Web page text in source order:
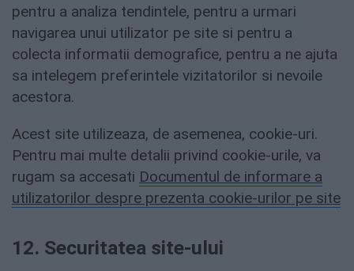
pentru a analiza tendintele, pentru a urmari
navigarea unui utilizator pe site si pentru a
colecta informatii demografice, pentru a ne ajuta
sa intelegem preferintele vizitatorilor si nevoile
acestora.
Acest site utilizeaza, de asemenea, cookie-uri.
Pentru mai multe detalii privind cookie-urile, va
rugam sa accesati Documentul de informare a
utilizatorilor despre prezenta cookie-urilor pe site
12. Securitatea site-ului